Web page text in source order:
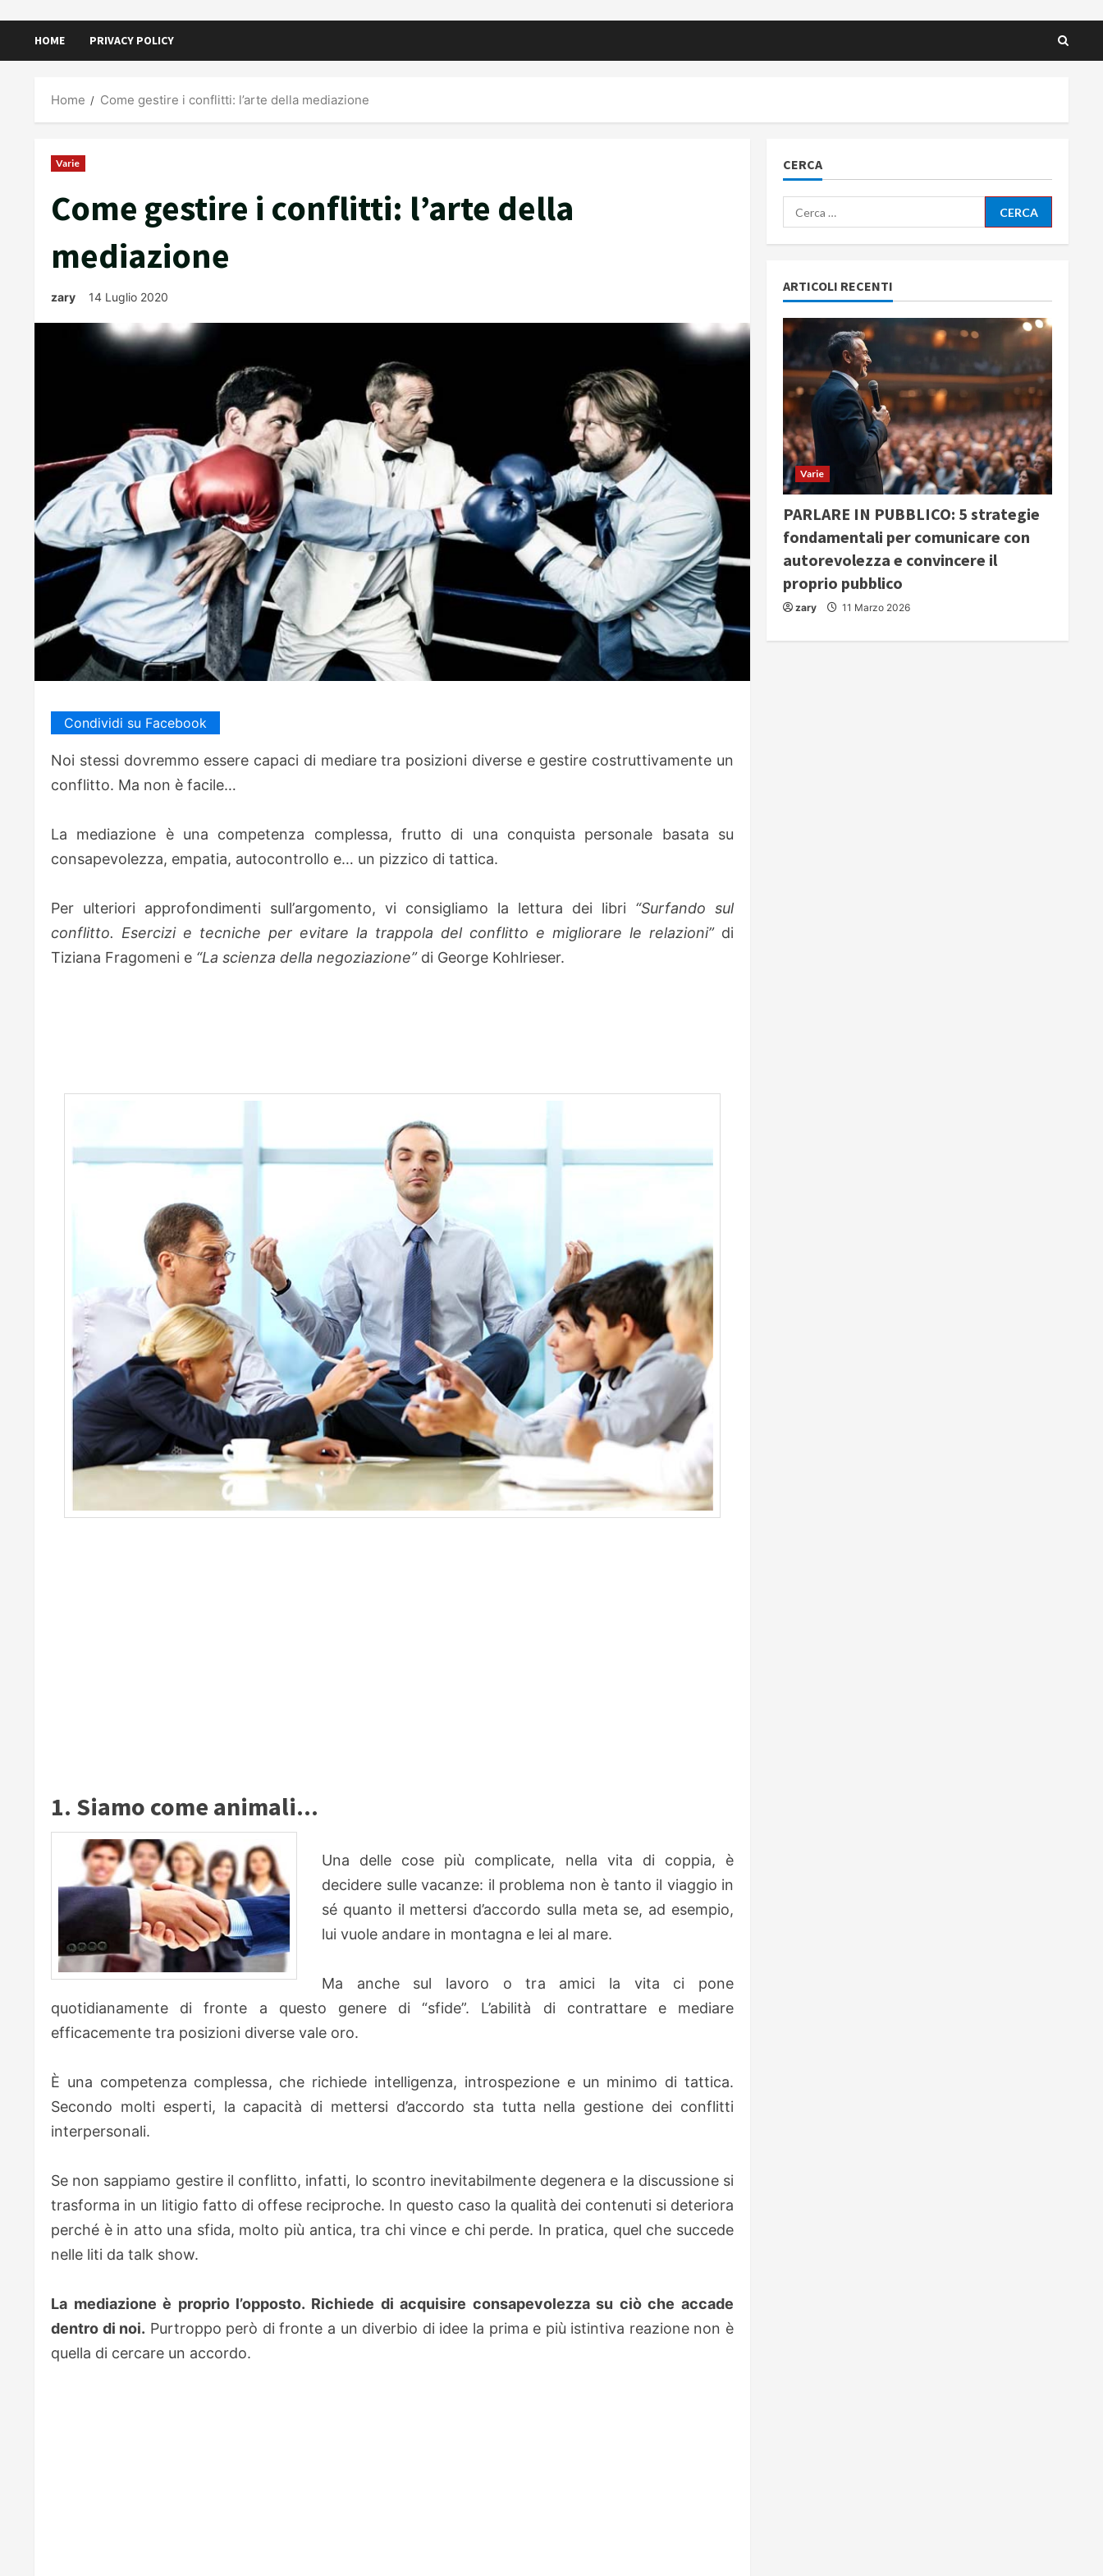
HOME PRIVACY POLICY
Home Come gestire i conflitti: l’arte della mediazione
Varie
Come gestire i conflitti: l’arte della
mediazione
zary 14 Luglio 2020
Condividi su Facebook
Noi stessi dovremmo essere capaci di mediare tra posizioni diverse e gestire costruttivamente un
conflitto. Ma non è facile…
La mediazione è una competenza complessa, frutto di una conquista personale basata su
consapevolezza, empatia, autocontrollo e… un pizzico di tattica.
Per ulteriori approfondimenti sull’argomento, vi consigliamo la lettura dei libri “Surfando sul
conflitto. Esercizi e tecniche per evitare la trappola del conflitto e migliorare le relazioni”di
Tiziana Fragomeni e “La scienza della negoziazione”di George Kohlrieser.
1. Siamo come animali...
Una delle cose più complicate, nella vita di coppia, è
decidere sulle vacanze: il problema non è tanto il viaggio in
sé quanto il mettersi d’accordo sulla meta se, ad esempio,
lui vuole andare in montagna e lei al mare.
Ma anche sul lavoro o tra amici la vita ci pone
quotidianamente di fronte a questo genere di “sfide”. L’abilità di contrattare e mediare
efficacemente tra posizioni diverse vale oro.
È una competenza complessa, che richiede intelligenza, introspezione e un minimo di tattica.
Secondo molti esperti, la capacità di mettersi d’accordo sta tutta nella gestione dei conflitti
interpersonali.
Se non sappiamo gestire il conflitto, infatti, lo scontro inevitabilmente degenera e la discussione si
trasforma in un litigio fatto di offese reciproche. In questo caso la qualità dei contenuti si deteriora
perché è in atto una sfida, molto più antica, tra chi vince e chi perde. In pratica, quel che succede
nelle liti da talk show.
La mediazione è proprio l’opposto. Richiede di acquisire consapevolezza su ciò che accade
dentro di noi. Purtroppo però di fronte a un diverbio di idee la prima e più istintiva reazione non è
quella di cercare un accordo.
CERCA
Ricerca
per:
ARTICOLI RECENTI
Varie
PARLARE IN PUBBLICO: 5 strategie
fondamentali per comunicare con
autorevolezza e convincere il
proprio pubblico
zary 11 Marzo 2026